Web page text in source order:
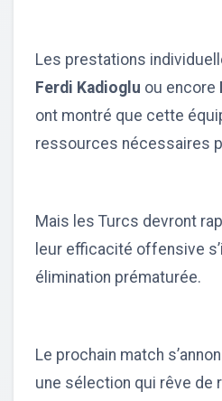
Les prestations
Ferdi Kadioglu ou encore
ont montré que cette
ressources nécessaires
Mais les Turcs devront
leur efficacité offensive
élimination prématurée.
Le prochain match
une sélection qui rêve de